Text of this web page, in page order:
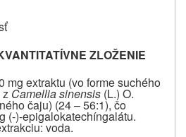
ZLOŽENIE
mg extraktu (vo forme suchého
z Camellia sinensis (L.) O.
čaju) (24 – 56:1), čo
(-)-epigalokatechíngalátu.
voda.